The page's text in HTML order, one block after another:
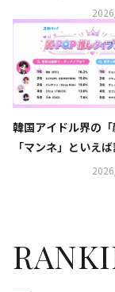
Y」プロジェクトが
韓国アイドル界の「
「マンネ」といえ
推しタイプ別調査